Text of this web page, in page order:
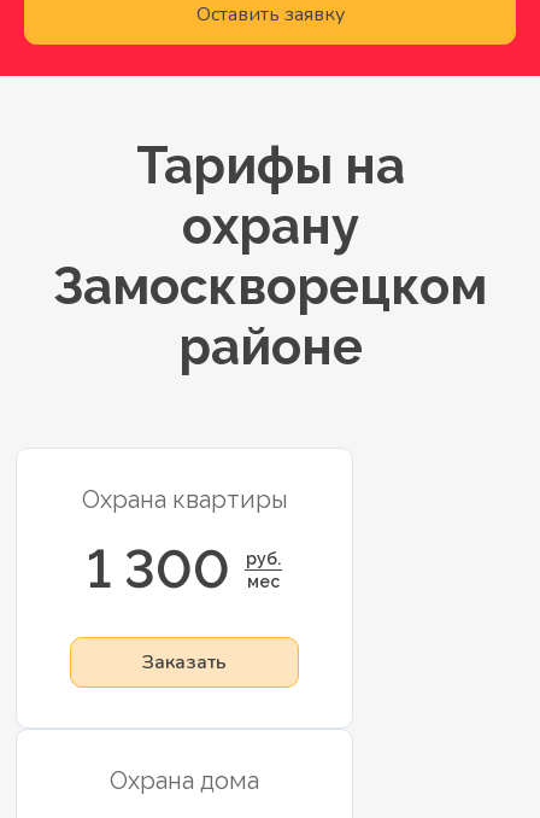
Оставить заявку
Тарифы на
охрану
Замоскворецком
районе
Охрана квартиры
1 300
руб.
мес
Заказать
Охрана дома